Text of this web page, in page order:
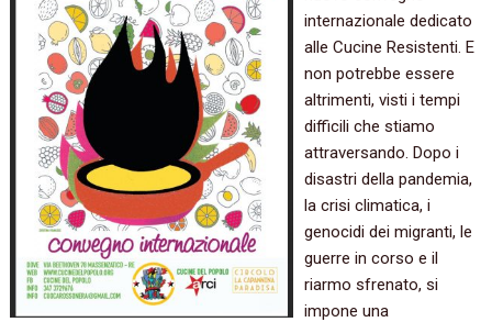
internazionale dedicato
alle Cucine Resistenti. E
non potrebbe essere
altrimenti, visti i tempi
difficili che stiamo
attraversando. Dopo i
disastri della pandemia,
la crisi climatica, i
genocidi dei migranti, le
guerre in corso e il
riarmo sfrenato, si
impone una